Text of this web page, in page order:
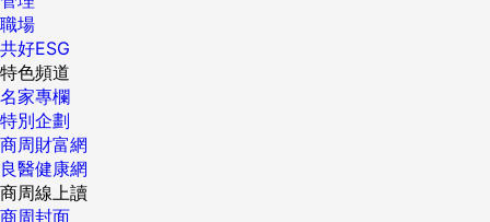
職場
共好ESG
特色頻道
名家專欄
特別企劃
商周財富網
良醫健康網
商周線上讀
商周封面